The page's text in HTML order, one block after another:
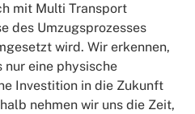
mit Multi Transport
des Umzugsprozesses
wird. Wir erkennen,
nur eine physische
Investition in die Zukunft
nehmen wir uns die Zeit,